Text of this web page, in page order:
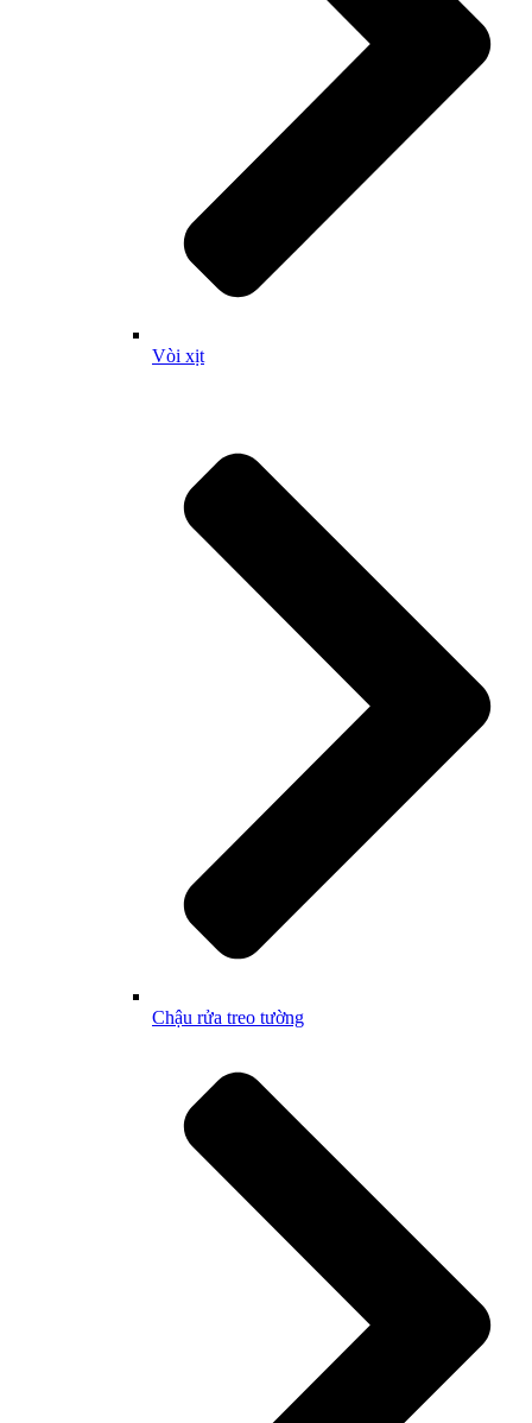
Vòi xịt
Chậu rửa treo tường